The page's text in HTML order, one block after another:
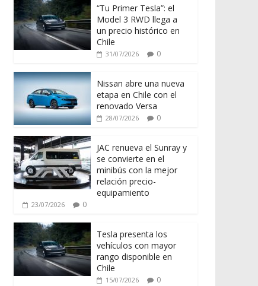
“Tu Primer Tesla”: el
Model 3 RWD llega a
un precio histórico en
Chile
31/07/2026 0
Nissan abre una nueva
etapa en Chile con el
renovado Versa
28/07/2026 0
JAC renueva el Sunray y
se convierte en el
minibús con la mejor
relación precio-
equipamiento
23/07/2026 0
Tesla presenta los
vehículos con mayor
rango disponible en
Chile
15/07/2026 0